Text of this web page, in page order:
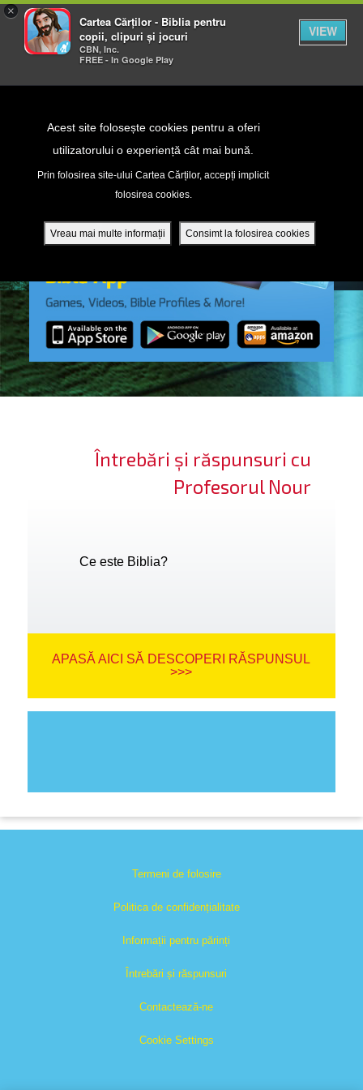
×
Cartea Cărților - Biblia pentru
copii, clipuri și jocuri
CBN, Inc.
FREE - In Google Play
VIEW
Acest site folosește cookies pentru a oferi
utilizatorului o experiență cât mai bună.
Prin folosirea site-ului Cartea Cărților, accepți implicit
folosirea cookies.
Vreau mai multe informații Consimt la folosirea cookies
DVD - Sezoane 1-4
mobilă
te
Întrebări și răspunsuri cu
Profesorul Nour
Ce este Biblia?
APASĂ AICI SĂ DESCOPERI RĂSPUNSUL
>>>
Termeni de folosire
Politica de confidențialitate
Informații pentru părinți
Întrebări și răspunsuri
Contactează-ne
Cookie Settings